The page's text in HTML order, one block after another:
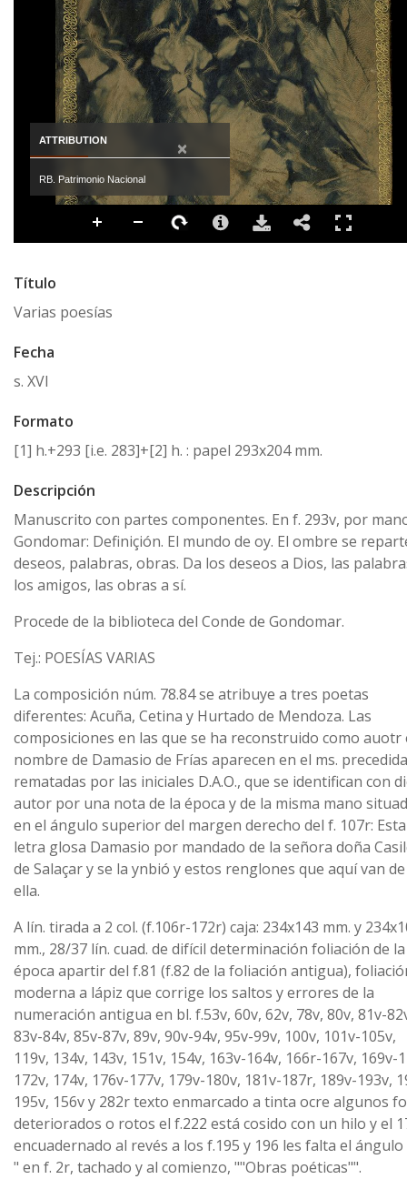
ATTRIBUTION ×
RB. Patrimonio Nacional
Título
Varias poesías
Fecha
s. XVI
Formato
[1] h.+293 [i.e. 283]+[2] h. : papel 293x204 mm.
Descripción
Manuscrito con partes componentes. En f. 293v, por
Gondomar: Definiçión. El mundo de oy. El ombre se
deseos, palabras, obras. Da los deseos a Dios, las
los amigos, las obras a sí.
Procede de la biblioteca del Conde de Gondomar.
Tej.: POESÍAS VARIAS
La composición núm. 78.84 se atribuye a tres poetas
diferentes: Acuña, Cetina y Hurtado de Mendoza. Las
composiciones en las que se ha reconstruido como auotr
nombre de Damasio de Frías aparecen en el ms.
rematadas por las iniciales D.A.O., que se identifican con
autor por una nota de la época y de la misma mano
en el ángulo superior del margen derecho del f. 107r: Esta
letra glosa Damasio por mandado de la señora doña
de Salaçar y se la ynbió y estos renglones que aquí van de
ella.
A lín. tirada a 2 col. (f.106r-172r) caja: 234x143 mm. y
mm., 28/37 lín. cuad. de difícil determinación foliación de la
época apartir del f.81 (f.82 de la foliación antigua),
moderna a lápiz que corrige los saltos y errores de la
numeración antigua en bl. f.53v, 60v, 62v, 78v, 80v, 81v-
83v-84v, 85v-87v, 89v, 90v-94v, 95v-99v, 100v, 101v-105v,
119v, 134v, 143v, 151v, 154v, 163v-164v, 166r-167v, 169v-
172v, 174v, 176v-177v, 179v-180v, 181v-187r, 189v-193v,
195v, 156v y 282r texto enmarcado a tinta ocre algunos
deteriorados o rotos el f.222 está cosido con un hilo y el
encuadernado al revés a los f.195 y 196 les falta el
" en f. 2r, tachado y al comienzo, ""Obras poéticas"".